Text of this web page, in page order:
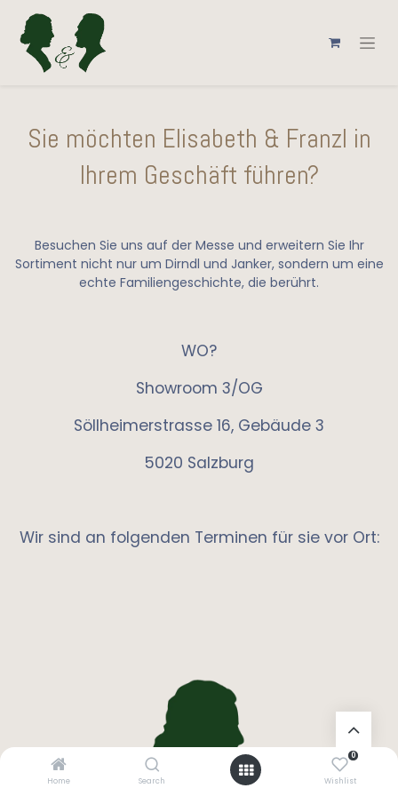
Home Search
0
Wishlist
Sie möchten Elisabeth & Franzl in
Ihrem Geschäft führen?
Besuchen Sie uns auf der Messe und erweitern Sie Ihr
Sortiment nicht nur um Dirndl und Janker, sondern um eine
echte Familiengeschichte, die berührt.
WO?
Showroom 3/OG
Söllheimerstrasse 16, Gebäude 3
5020 Salzburg
Wir sind an folgenden Terminen für sie vor Ort: